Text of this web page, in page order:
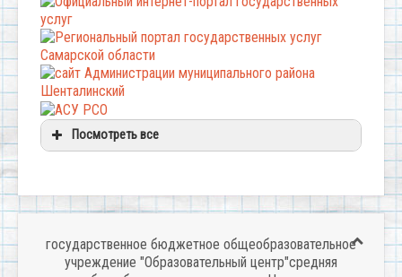
Посмотреть все
государственное бюджетное общеобразовательное
учреждение "Образовательный центр"средняя